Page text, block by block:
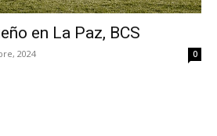
en La Paz, BCS
2024 0